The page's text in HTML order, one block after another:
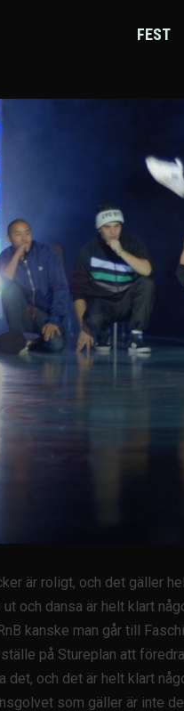
FEST
är roligt, och det gäller
och dansa är helt klart
kanske man går till
på Stureplan att
och det är helt klart
som gäller är inte